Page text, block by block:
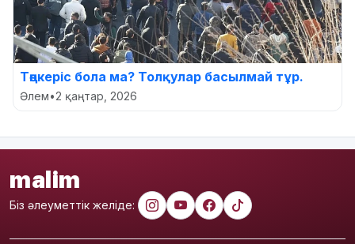
Төңкеріс бола ма? Толқулар басылмай тұр.
Әлем•2 қаңтар, 2026
malim
Біз әлеуметтік желіде: